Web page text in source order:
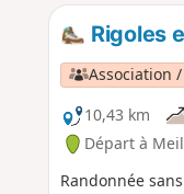
Rigoles
Association
10,43 km
Départ à
Randonnée